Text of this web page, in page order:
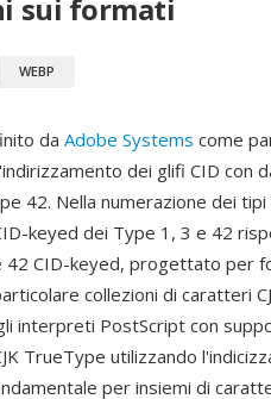
sui formati
WEBP
da Adobe Systems come
dei glifi CID con
42. Nella numerazione dei
keyed dei Type 1, 3 e 42
CID-keyed, progettato per
collezioni di caratteri
interpreti PostScript con
TrueType utilizzando
per insiemi di